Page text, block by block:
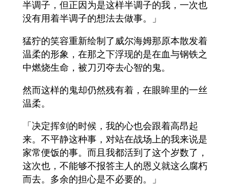
半调子，但正因为是这样半调子的我，一次也
没有用着半调子的想法去做事。」
猛狞的笑容重新绘制了威尔海姆那原本散发着
温柔的形象，在那之下浮现的是在血与钢铁之
中燃烧生命，被刀刃夺去心智的鬼。
然而这样的鬼却仍然残有着，在眼眸里的一丝
温柔。
「决定挥剑的时候，我的心也会跟着高昂起
来。不平静这种事，对站在战场上的我来说是
家常便饭的事。而且我都活到了这个岁数了，
这次也，不能够不报答主人的恩义就这么腐朽
而去。多余的担心是不必要的。」